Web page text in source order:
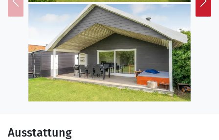
und Kultur zu bieten hat.
Schönen Urlaub!
Ausstattung